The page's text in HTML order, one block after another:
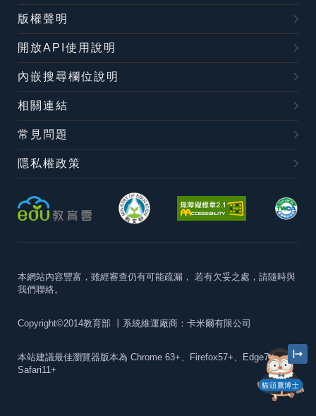
貓頭鷹博士
版權聲明
開放API使用說明
內嵌搜尋欄位說明
相關連結
常見問題
隱私權政策
本網站內容豐富，雖經審查仍有可能疏漏， 若有欠妥之處，請隨時與
我們聯絡。
Copyright©2014教育部 丨系統維運廠商：卡米爾有限公司
本站建議最佳瀏覽器版本為 Chrome 63+、Firefox57+、Edge79+及
Safari11+